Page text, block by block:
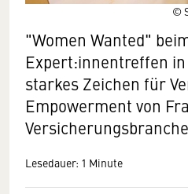
©
"Women Wanted"
Expert:innentreffen
starkes Zeichen für
Empowerment von
Versicherungsbranche
Lesedauer: 1 Minute